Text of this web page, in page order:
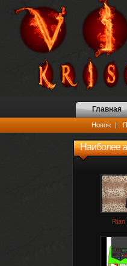
Главная
Новое |
Наиболее
Rian